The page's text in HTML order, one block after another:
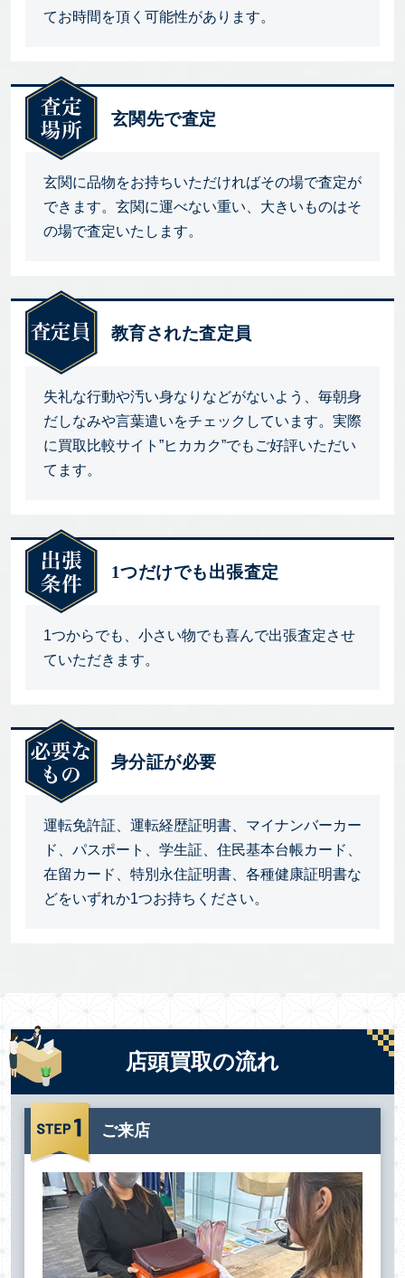
てお時間を頂く可能性があります。
玄関先で査定
玄関に品物をお持ちいただければその場で査定が
できます。玄関に運べない重い、大きいものはそ
の場で査定いたします。
教育された査定員
失礼な行動や汚い身なりなどがないよう、毎朝身
だしなみや言葉遣いをチェックしています。実際
に買取比較サイト”ヒカカク”でもご好評いただい
てます。
1つだけでも出張査定
1つからでも、小さい物でも喜んで出張査定させ
ていただきます。
身分証が必要
運転免許証、運転経歴証明書、マイナンバーカー
ド、パスポート、学生証、住民基本台帳カード、
在留カード、特別永住証明書、各種健康証明書な
どをいずれか1つお持ちください。
店頭買取の流れ
ご来店